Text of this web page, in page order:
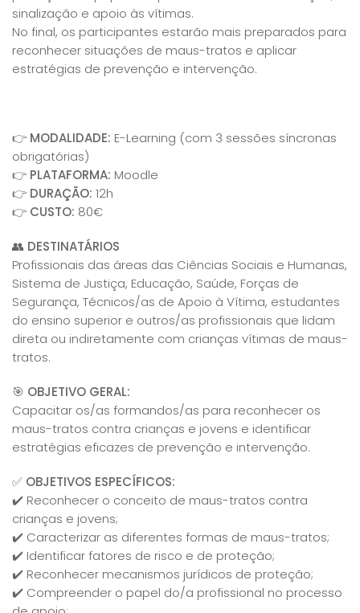
sinalização e apoio às vítimas.
No final, os participantes estarão mais preparados para
reconhecer situações de maus-tratos e aplicar
estratégias de prevenção e intervenção.
👉 MODALIDADE: E-Learning (com 3 sessões síncronas
obrigatórias)
👉 PLATAFORMA: Moodle
👉 DURAÇÃO: 12h
👉 CUSTO: 80€
👥 DESTINATÁRIOS
Profissionais das áreas das Ciências Sociais e Humanas,
Sistema de Justiça, Educação, Saúde, Forças de
Segurança, Técnicos/as de Apoio à Vítima, estudantes
do ensino superior e outros/as profissionais que lidam
direta ou indiretamente com crianças vítimas de maus-
tratos.
🎯 OBJETIVO GERAL:
Capacitar os/as formandos/as para reconhecer os
maus-tratos contra crianças e jovens e identificar
estratégias eficazes de prevenção e intervenção.
✅ OBJETIVOS ESPECÍFICOS:
✔️ Reconhecer o conceito de maus-tratos contra
crianças e jovens;
✔️ Caracterizar as diferentes formas de maus-tratos;
✔️ Identificar fatores de risco e de proteção;
✔️ Reconhecer mecanismos jurídicos de proteção;
✔️ Compreender o papel do/a profissional no processo